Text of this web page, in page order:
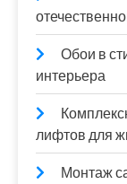
Обои в
интерьера
лифтов для
Монтаж